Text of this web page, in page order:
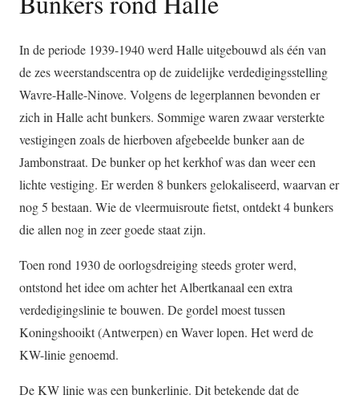
In de periode 1939-1940 werd Halle uitgebouwd als één van
de zes weerstandscentra op de zuidelijke verdedigingsstelling
Wavre-Halle-Ninove. Volgens de legerplannen bevonden er
zich in Halle acht bunkers. Sommige waren zwaar versterkte
vestigingen zoals de hierboven afgebeelde bunker aan de
Jambonstraat. De bunker op het kerkhof was dan weer een
lichte vestiging. Er werden 8 bunkers gelokaliseerd, waarvan er
nog 5 bestaan. Wie de vleermuisroute fietst, ontdekt 4 bunkers
die allen nog in zeer goede staat zijn.
Toen rond 1930 de oorlogsdreiging steeds groter werd,
ontstond het idee om achter het Albertkanaal een extra
verdedigingslinie te bouwen. De gordel moest tussen
Koningshooikt (Antwerpen) en Waver lopen. Het werd de
KW-linie genoemd.
De KW linie was een bunkerlinie. Dit betekende dat de